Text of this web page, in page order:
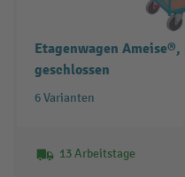
Etagenwagen
geschlossen
6 Varianten
13 Arbeitstage